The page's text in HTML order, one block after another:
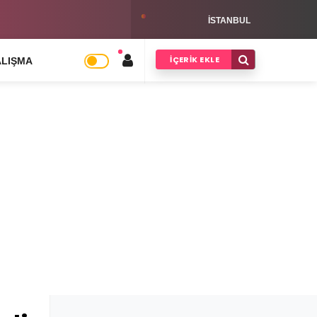
Kargo Bayilik Şartları Hakkında ISTANBUL
İÇERIK EKLE